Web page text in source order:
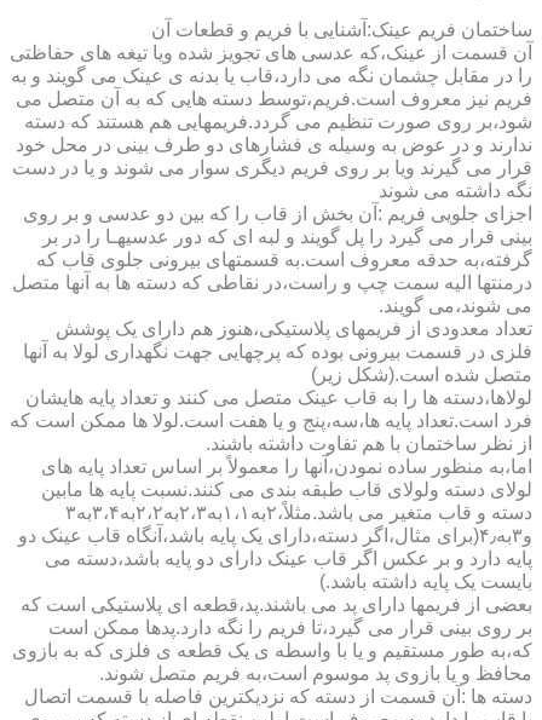
ساختمان فریم عینک:آشنایی با فریم و قطعات آن
آن قسمت از عینک،که عدسی های تجویز شده ویا تیغه های حفاظتی
را در مقابل چشمان نگه می دارد،قاب یا بدنه ی عینک می گویند و به
فریم نیز معروف است.فریم،توسط دسته هایی که به آن متصل می
شود،بر روی صورت تنظیم می گردد.فریمهایی هم هستند که دسته
ندارند و در عوض به وسیله ی فشارهای دو طرف بینی در محل خود
قرار می گیرند ویا بر روی فریم دیگری سوار می شوند و یا در دست
نگه داشته می شوند
اجزای جلویی فریم :آن بخش از قاب را که بین دو عدسی و بر روی
بینی قرار می گیرد را پل گویند و لبه ای که دور عدسیهـا را در بر
گرفته،به حدقه معروف است.به قسمتهای بیرونی جلوی قاب که
درمنتها الیه سمت چپ و راست،در نقاطی که دسته ها به آنها متصل
می شوند،می گویند.
تعداد معدودی از فریمهای پلاستیکی،هنوز هم دارای یک پوشش
فلزی در قسمت بیرونی بوده که پرچهایی جهت نگهداری لولا به آنها
متصل شده است.(شکل زیر)
لولاها،دسته ها را به قاب عینک متصل می کنند و تعداد پایه هایشان
فرد است.تعداد پایه ها،سه،پنج و یا هفت است.لولا ها ممکن است که
از نظر ساختمان با هم تفاوت داشته باشند.
اما،به منظور ساده نمودن،آنها را معمولاً بر اساس تعداد پایه های
لولای دسته ولولای قاب طبقه بندی می کنند.نسبت پایه ها مابین
دسته و قاب متغیر می باشد.مثلاً،۲به۱،۱به۲،۳به۲،۲به۳،۴به۳
و۳به۴٫(برای مثال،اگر دسته،دارای یک پایه باشد،آنگاه قاب عینک دو
پایه دارد و بر عکس اگر قاب عینک دارای دو پایه باشد،دسته می
بایست یک پایه داشته باشد.)
بعضی از فریمها دارای پد می باشند.پد،قطعه ای پلاستیکی است که
بر روی بینی قرار می گیرد،تا فریم را نگه دارد.پدها ممکن است
که،به طور مستقیم و یا با واسطه ی یک قطعه ی فلزی که به بازوی
محافظ و یا بازوی پد موسوم است،به فریم متصل شوند.
دسته ها :آن قسمت از دسته که نزدیکترین فاصله با قسمت اتصال